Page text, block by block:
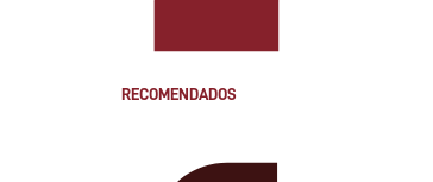
RECOMENDADOS